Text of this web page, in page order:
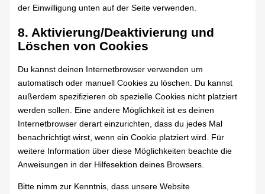
der Einwilligung unten auf der Seite verwenden.
8. Aktivierung/Deaktivierung und
Löschen von Cookies
Du kannst deinen Internetbrowser verwenden um
automatisch oder manuell Cookies zu löschen. Du kannst
außerdem spezifizieren ob spezielle Cookies nicht platziert
werden sollen. Eine andere Möglichkeit ist es deinen
Internetbrowser derart einzurichten, dass du jedes Mal
benachrichtigt wirst, wenn ein Cookie platziert wird. Für
weitere Information über diese Möglichkeiten beachte die
Anweisungen in der Hilfesektion deines Browsers.
Bitte nimm zur Kenntnis, dass unsere Website